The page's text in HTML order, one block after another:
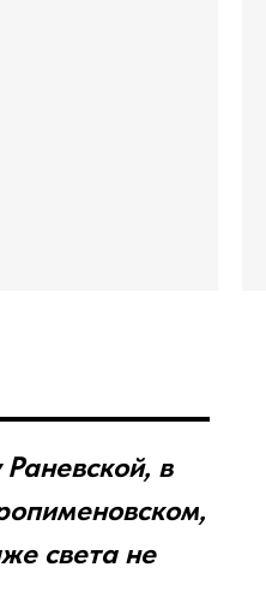
в
света не